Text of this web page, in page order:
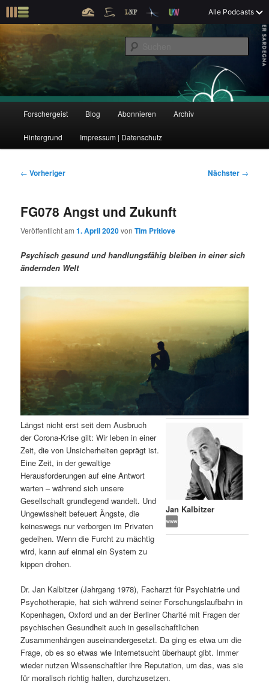
m
p
r
i
ä
Alle Podcasts
Forschergeist
Der Interview-Podcast zu Bildung und Forschung
u
e
p
Z
u
r
m
ä
r
n
I
n
h
a
l
t
s
r
i
n
g
Z
u
e
u
n
d
r
e
n
I
n
h
a
l
s
p
r
Forschergeist Blog Abonnieren Archiv
Hintergrund Impressum | Datenschutz
B
t
a
s
n
a
v
g
a
t
i
o
n
← Vorheriger Nächster →
FG078 Angst und Zukunft
Veröffentlicht am1. April 2020vonTim Pritlove
Psychisch gesund und handlungsfähig bleiben in einer sich
ändernden Welt
Jan Kalbitzer
Längst nicht erst seit dem Ausbruch
der Corona-Krise gilt: Wir leben in einer
Zeit, die von Unsicherheiten geprägt ist.
Eine Zeit, in der gewaltige
Herausforderungen auf eine Antwort
warten – während sich unsere
Gesellschaft grundlegend wandelt. Und
Ungewissheit befeuert Ängste, die
keineswegs nur verborgen im Privaten
gedeihen. Wenn die Furcht zu mächtig
wird, kann auf einmal ein System zu
kippen drohen.
Dr. Jan Kalbitzer (Jahrgang 1978), Facharzt für Psychiatrie und
Psychotherapie, hat sich während seiner Forschungslaufbahn in
Kopenhagen, Oxford und an der Berliner Charité mit Fragen der
psychischen Gesundheit auch in gesellschaftlichen
Zusammenhängen auseinandergesetzt. Da ging es etwa um die
Frage, ob es so etwas wie Internetsucht überhaupt gibt. Immer
wieder nutzen Wissenschaftler ihre Reputation, um das, was sie
für moralisch richtig halten, durchzusetzen.